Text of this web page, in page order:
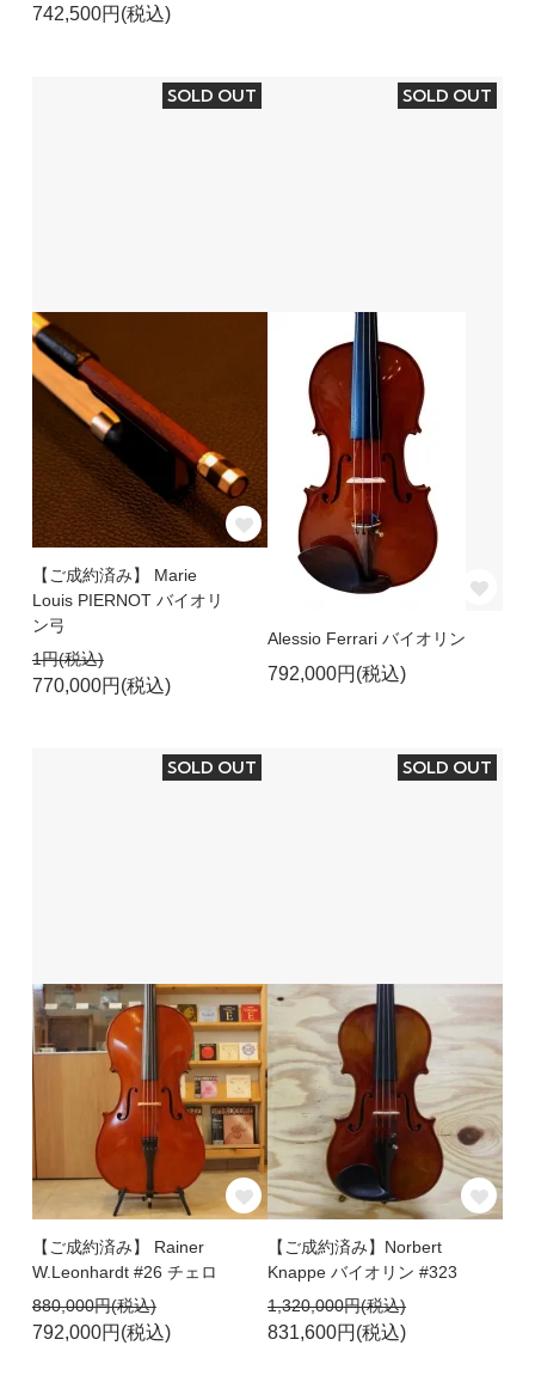
742,500円(税込)
SOLD OUT
【ご成約済み】 Marie
Louis PIERNOT バイオリ
ン弓
1円(税込)
770,000円(税込)
SOLD OUT
Alessio Ferrari バイオリン
792,000円(税込)
SOLD OUT
【ご成約済み】 Rainer
W.Leonhardt #26 チェロ
880,000円(税込)
792,000円(税込)
SOLD OUT
【ご成約済み】Norbert
Knappe バイオリン #323
1,320,000円(税込)
831,600円(税込)